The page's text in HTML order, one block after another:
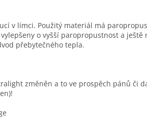
v límci. Použitý materiál má
o vyšší paropropustnost a ještě
přebytečného tepla.
změněn a to ve prospěch pánů či